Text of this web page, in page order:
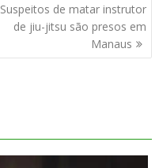
Suspeitos de matar instrutor
de jiu-jitsu são presos em
Manaus